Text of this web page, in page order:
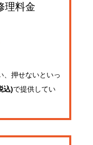
理料金
、押せないといっ
込)で提供してい